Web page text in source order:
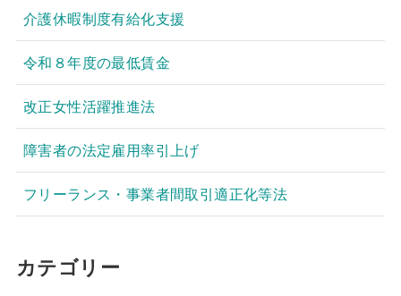
介護休暇制度有給化支援
令和８年度の最低賃金
改正女性活躍推進法
障害者の法定雇用率引上げ
フリーランス・事業者間取引適正化等法
カテゴリー